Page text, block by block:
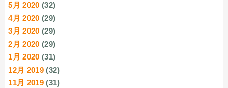
5月 2020 (32)
4月 2020 (29)
3月 2020 (29)
2月 2020 (29)
1月 2020 (31)
12月 2019 (32)
11月 2019 (31)